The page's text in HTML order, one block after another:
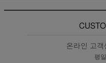
온라인 고객
평